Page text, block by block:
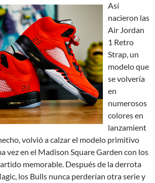
Así
nacieron las
Air Jordan
1 Retro
Strap, un
modelo que
se volvería
en
numerosos
colores en
lanzamient
volvió a calzar el modelo primitivo
vez en el Madison Square Garden con los
memorable. Después de la derrota
los Bulls nunca perderían otra serie y